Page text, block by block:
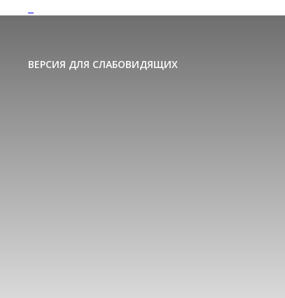
ВЕРСИЯ ДЛЯ СЛАБОВИДЯЩИХ